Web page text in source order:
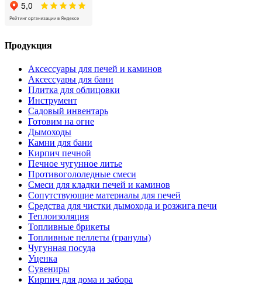
Продукция
Аксессуары для печей и каминов
Аксессуары для бани
Плитка для облицовки
Инструмент
Садовый инвентарь
Готовим на огне
Дымоходы
Камни для бани
Кирпич печной
Печное чугунное литье
Противогололедные смеси
Смеси для кладки печей и каминов
Сопутствующие материалы для печей
Средства для чистки дымохода и розжига печи
Теплоизоляция
Топливные брикеты
Топливные пеллеты (гранулы)
Чугунная посуда
Уценка
Сувениры
Кирпич для дома и забора